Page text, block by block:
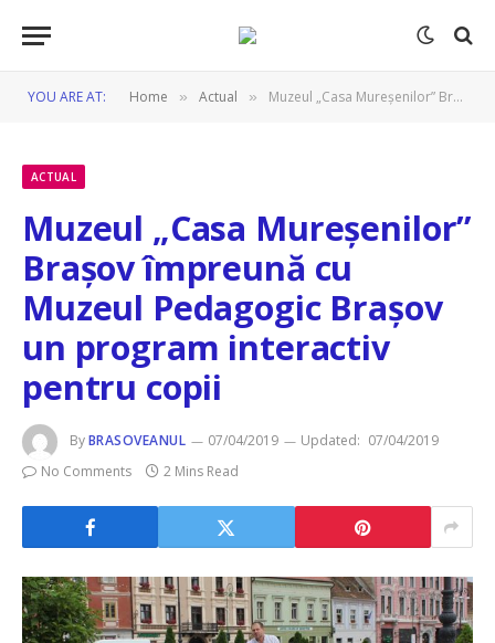
YOU ARE AT: Home » Actual » Muzeul „Casa Mureșenilor” Brașov împreună cu Muzeul Pedagogic Brașov un program interactiv pentru copii
ACTUAL
Muzeul „Casa Mureșenilor”
Brașov împreună cu
Muzeul Pedagogic Brașov
un program interactiv
pentru copii
ByBRASOVEANUL 07/04/2019 Updated: 07/04/2019
No Comments
2 Mins Read